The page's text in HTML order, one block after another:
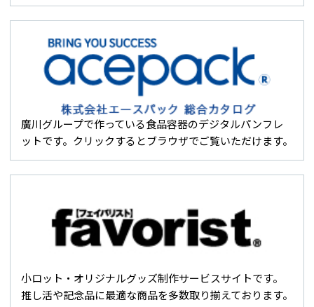
廣川グループで作っている食品容器のデジタルパンフレ
ットです。クリックするとブラウザでご覧いただけます。
小ロット・オリジナルグッズ制作サービスサイトです。
推し活や記念品に最適な商品を多数取り揃えております。